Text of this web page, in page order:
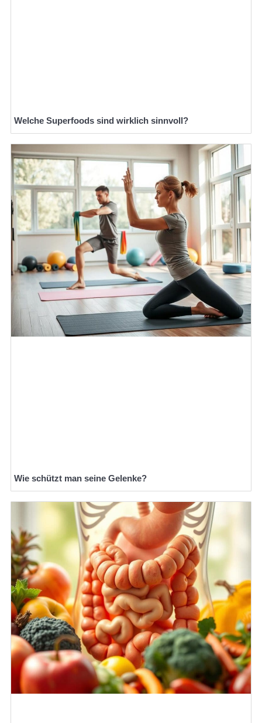
Welche Superfoods sind wirklich sinnvoll?
Wie schützt man seine Gelenke?